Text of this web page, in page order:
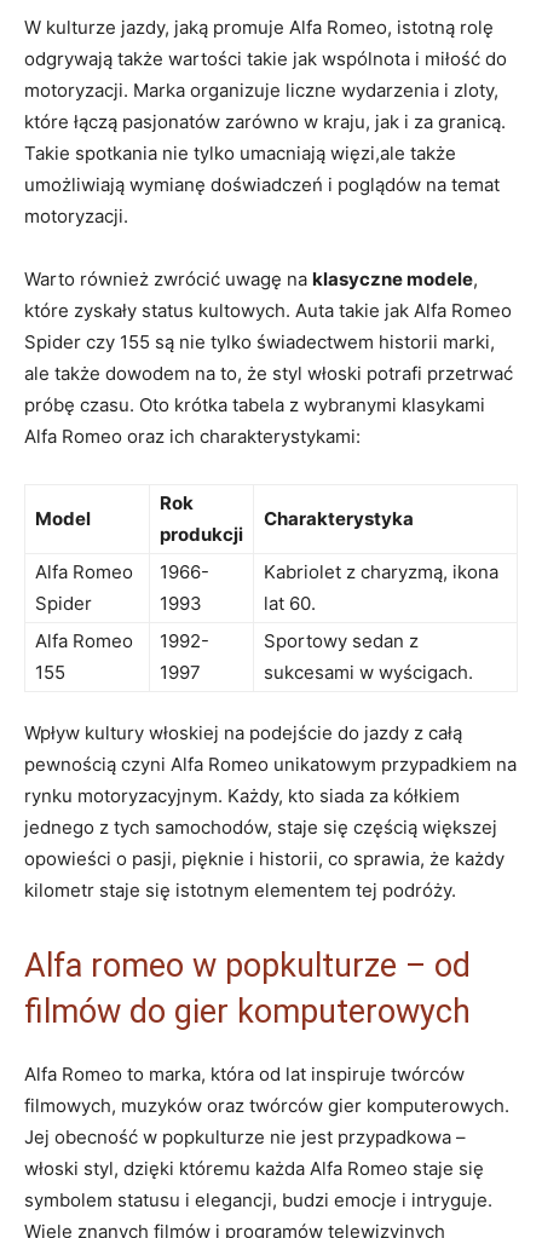
W ⁣kulturze jazdy, jaką ‍promuje Alfa ​Romeo, istotną rolę
odgrywają także wartości takie jak wspólnota i miłość do
motoryzacji. Marka organizuje liczne wydarzenia i zloty,
które⁤ łączą pasjonatów zarówno​ w kraju, ‌jak⁢ i za granicą.
Takie‌ spotkania nie tylko ⁢umacniają więzi,ale także‌
umożliwiają ⁢wymianę doświadczeń i poglądów na temat
motoryzacji.
Warto ​również zwrócić ​uwagę na klasyczne modele,
które zyskały status kultowych. Auta takie jak Alfa Romeo​
Spider czy 155 są nie tylko świadectwem historii marki,
ale także‌ dowodem na‍ to, że styl włoski potrafi przetrwać
próbę czasu. Oto krótka tabela z ‌wybranymi klasykami
Alfa Romeo oraz ich charakterystykami:
Model
Rok
produkcji
Charakterystyka
Alfa Romeo
Spider
1966-
1993
Kabriolet‍ z⁣ charyzmą, ikona
lat 60.
Alfa Romeo
155
1992-
1997
Sportowy sedan z
sukcesami w wyścigach.
Wpływ kultury włoskiej na podejście do jazdy z całą
pewnością czyni Alfa Romeo⁤ unikatowym przypadkiem na⁢
rynku ⁣motoryzacyjnym. Każdy, ⁣kto siada za ​kółkiem
jednego z tych samochodów, staje się częścią większej
opowieści o pasji, pięknie i historii, co sprawia, że każdy
kilometr staje się‌ istotnym elementem tej podróży.
Alfa‍ romeo w popkulturze ⁣– od
filmów do gier komputerowych
Alfa‍ Romeo to marka, która od lat inspiruje twórców
filmowych, muzyków oraz twórców gier ⁤komputerowych.
Jej obecność w popkulturze nie jest przypadkowa –
włoski styl,‍ dzięki‍ któremu każda Alfa Romeo staje się
symbolem statusu i elegancji, budzi ‍emocje i intryguje.
Wiele znanych filmów i‍ programów telewizyjnych